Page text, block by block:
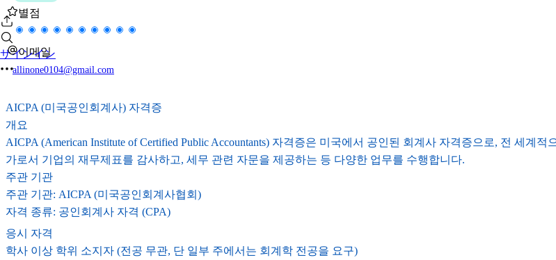
サインイン
별점
이메일
allinone0104@gmail.com
AICPA (미국공인회계사) 자격증
개요
AICPA (American Institute of Certified Public Accountants) 자격증은 미국에서 공인된 회계사 자격증으로, 전 세
가로서 기업의 재무제표를 감사하고, 세무 관련 자문을 제공하는 등 다양한 업무를 수행합니다.
주관 기관
주관 기관: AICPA (미국공인회계사협회)
자격 종류: 공인회계사 자격 (CPA)
응시 자격
학사 이상 학위 소지자 (전공 무관, 단 일부 주에서는 회계학 전공을 요구)